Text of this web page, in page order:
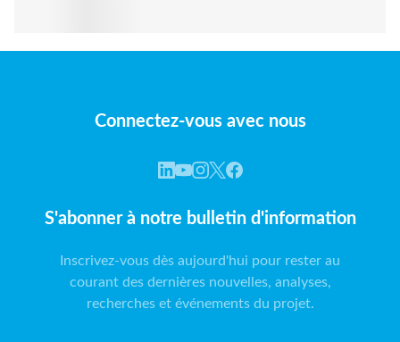
Connectez-vous avec nous
S'abonner à notre bulletin d'information
Inscrivez-vous dès aujourd'hui pour rester au
courant des dernières nouvelles, analyses,
recherches et événements du projet.